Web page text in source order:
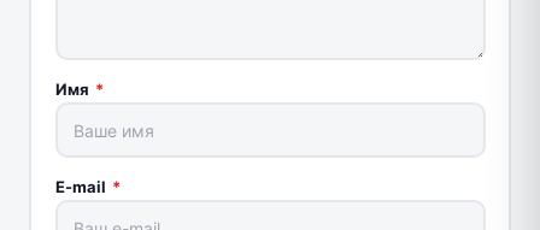
Имя *
E-mail *